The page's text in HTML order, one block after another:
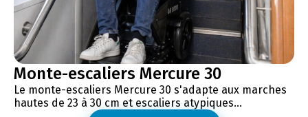
Monte-escaliers Mercure 30
Le monte-escaliers Mercure 30 s'adapte aux marches
hautes de 23 à 30 cm et escaliers atypiques...